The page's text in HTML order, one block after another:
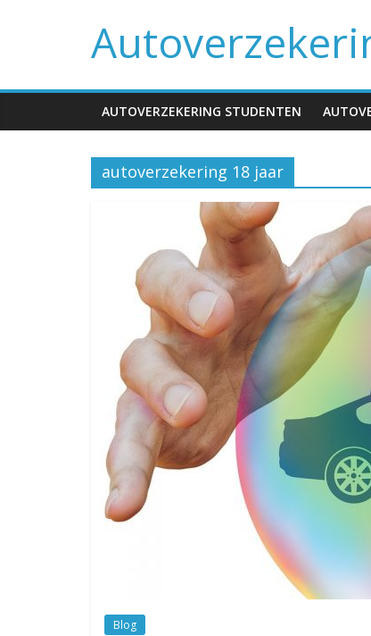
AUTOVERZEKERING STUDENTEN
autoverzekering 18 jaar
Blog